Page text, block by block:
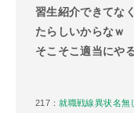
習生紹介できてな
たらしいからなｗ
そこそこ適当にや
217：就職戦線異状名無